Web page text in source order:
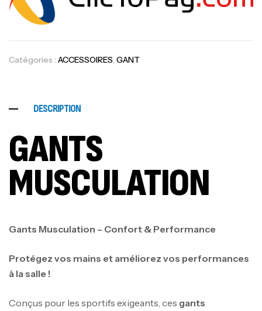
Catégories : ACCESSOIRES, GANT
DESCRIPTION
GANTS
MUSCULATION
Gants Musculation – Confort & Performance
Protégez vos mains et améliorez vos performances
à la salle !
Conçus pour les sportifs exigeants, ces gants